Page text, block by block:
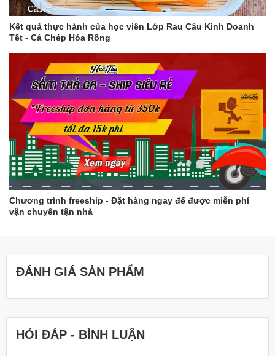
Kết quả thực hành của học viên Lớp Rau Câu Kinh Doanh
Tết - Cá Chép Hóa Rồng
Chương trình freeship - Đặt hàng ngay để được miễn phí
vận chuyển tận nhà
ĐÁNH GIÁ SẢN PHẨM
HỎI ĐÁP - BÌNH LUẬN